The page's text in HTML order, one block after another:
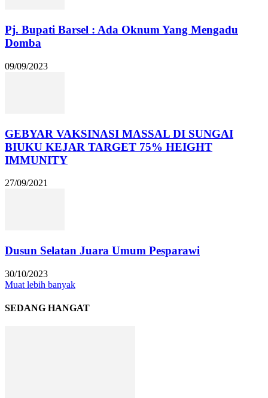
Pj. Bupati Barsel : Ada Oknum Yang Mengadu
Domba
09/09/2023
GEBYAR VAKSINASI MASSAL DI SUNGAI
BIUKU KEJAR TARGET 75% HEIGHT
IMMUNITY
27/09/2021
Dusun Selatan Juara Umum Pesparawi
30/10/2023
Muat lebih banyak
SEDANG HANGAT